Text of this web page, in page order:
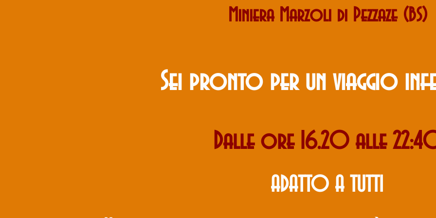
Miniera Marzoli di Pezzaze (BS)
Sei pronto per un viaggio
Dalle ore 16.20 alle
ADATTO A TUTTI